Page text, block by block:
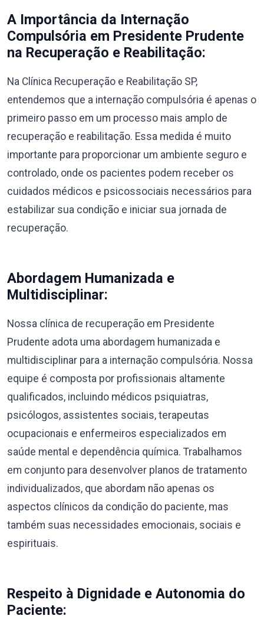
A Importância da Internação
Compulsória em Presidente Prudente
na Recuperação e Reabilitação:
Na Clínica Recuperação e Reabilitação SP,
entendemos que a internação compulsória é apenas o
primeiro passo em um processo mais amplo de
recuperação e reabilitação. Essa medida é muito
importante para proporcionar um ambiente seguro e
controlado, onde os pacientes podem receber os
cuidados médicos e psicossociais necessários para
estabilizar sua condição e iniciar sua jornada de
recuperação.
Abordagem Humanizada e
Multidisciplinar:
Nossa clínica de recuperação em Presidente
Prudente adota uma abordagem humanizada e
multidisciplinar para a internação compulsória. Nossa
equipe é composta por profissionais altamente
qualificados, incluindo médicos psiquiatras,
psicólogos, assistentes sociais, terapeutas
ocupacionais e enfermeiros especializados em
saúde mental e dependência química. Trabalhamos
em conjunto para desenvolver planos de tratamento
individualizados, que abordam não apenas os
aspectos clínicos da condição do paciente, mas
também suas necessidades emocionais, sociais e
espirituais.
Respeito à Dignidade e Autonomia do
Paciente: